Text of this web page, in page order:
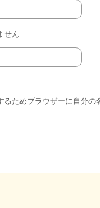
せん
るためブラウザーに自分の